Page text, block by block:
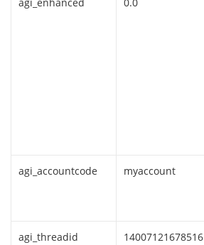
agi_accountcode myaccount
agi_threadid
14007121678516